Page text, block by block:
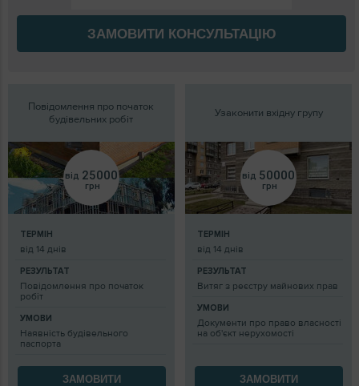
ЗАМОВИТИ КОНСУЛЬТАЦІЮ
Повідомлення про початок
будівельних робіт
від 25000
грн
ТЕРМІН
від 14 днів
РЕЗУЛЬТАТ
Повідомлення про початок
робіт
УМОВИ
Наявність будівельного
паспорта
ЗАМОВИТИ
Узаконити вхідну групу
від 50000
грн
ТЕРМІН
від 14 днів
РЕЗУЛЬТАТ
Витяг з реєстру майнових прав
УМОВИ
Документи про право власності
на об'єкт нерухомості
ЗАМОВИТИ